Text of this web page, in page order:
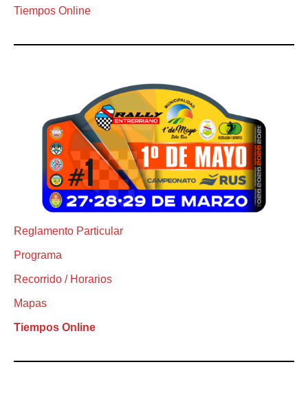
Tiempos Online
Reglamento Particular
Programa
Recorrido / Horarios
Mapas
Tiempos Online